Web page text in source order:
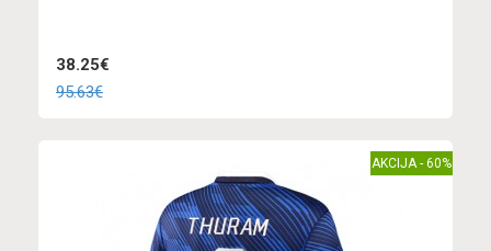
38.25€
95.63€
AKCIJA - 60%